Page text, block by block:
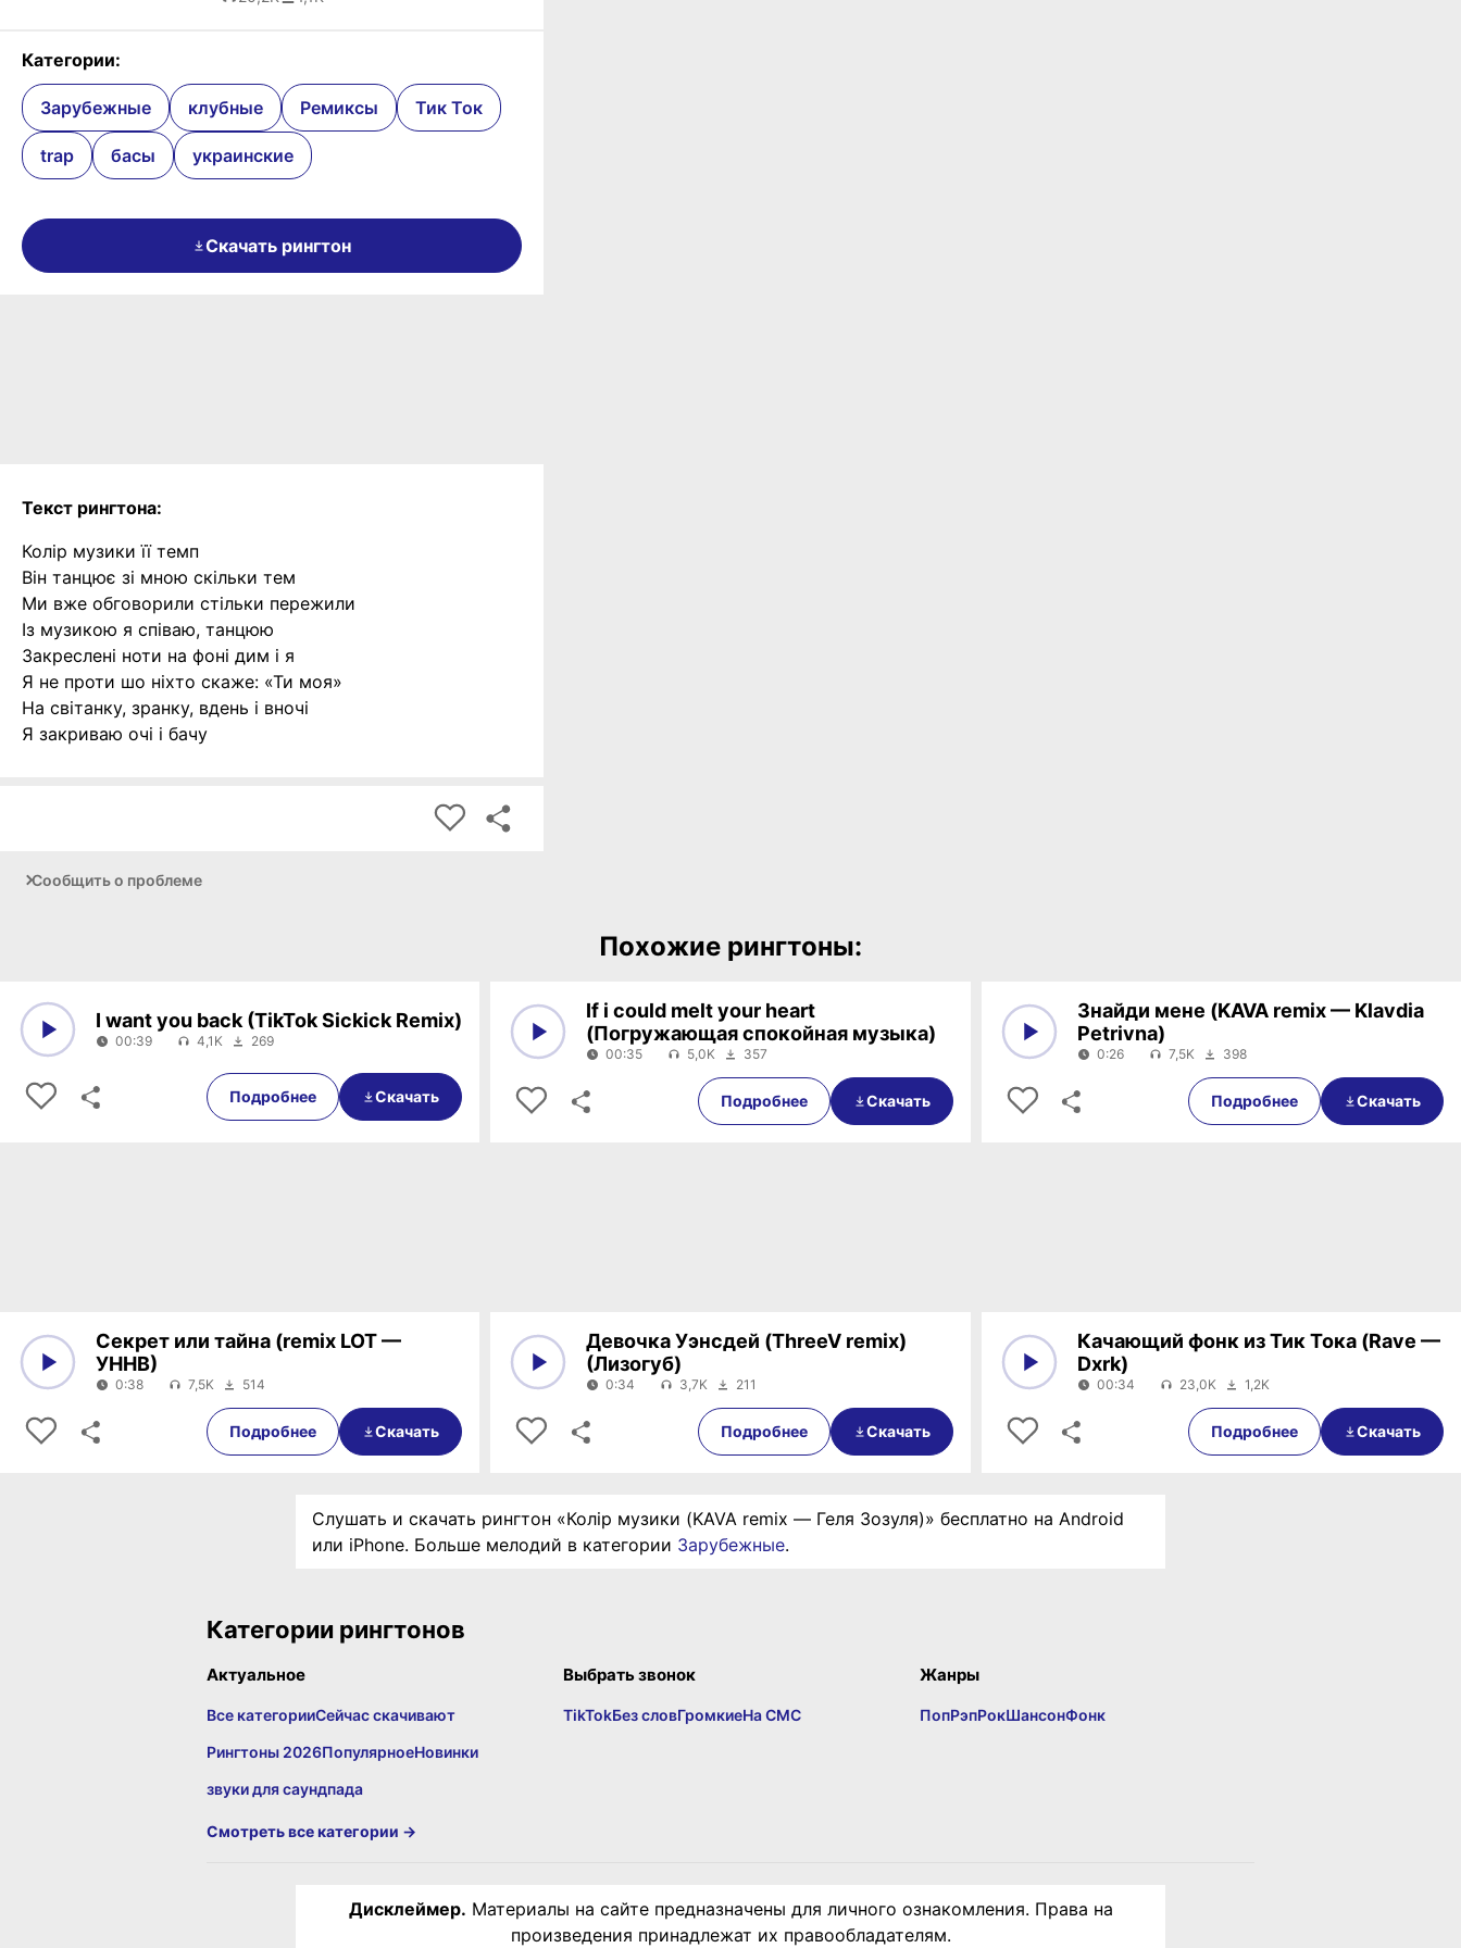
Категории:
Зарубежные клубные Ремиксы Тик Ток
trap басы украинские
Скачать рингтон
Текст рингтона:
Колір музики її темп
Він танцює зі мною скільки тем
Ми вже обговорили стільки пережили
Із музикою я співаю, танцюю
Закреслені ноти на фоні дим і я
Я не проти шо ніхто скаже: «Ти моя»
На світанку, зранку, вдень і вночі
Я закриваю очі і бачу
Сообщить о проблеме
Похожие рингтоны:
00:39
I want you back (TikTok Sickick Remix)
00:39 4,1K 269
Подробнее Скачать
00:35
If i could melt your heart
(Погружающая спокойная музыка)
00:35 5,0K 357
Подробнее Скачать
0:26
Знайди мене (KAVA remix — Klavdia
Petrivna)
0:26 7,5K 398
Подробнее Скачать
0:38
Секрет или тайна (remix LOT —
УННВ)
0:38 7,5K 514
Подробнее Скачать
0:34
Девочка Уэнсдей (ThreeV remix)
(Лизогуб)
0:34 3,7K 211
Подробнее Скачать
00:34
Качающий фонк из Тик Тока (Rave —
Dxrk)
00:34 23,0K 1,2K
Подробнее Скачать
Слушать и скачать рингтон «Колір музики (KAVA remix — Геля Зозуля)» бесплатно на Android
или iPhone. Больше мелодий в категории Зарубежные.
Категории рингтонов
Актуальное
Все категорииСейчас скачивают
Рингтоны 2026ПопулярноеНовинки
звуки для саундпада
Выбрать звонок
TikTokБез словГромкиеНа СМС
Жанры
ПопРэпРокШансонФонк
Смотреть все категории →
Дисклеймер. Материалы на сайте предназначены для личного ознакомления. Права на
произведения принадлежат их правообладателям.